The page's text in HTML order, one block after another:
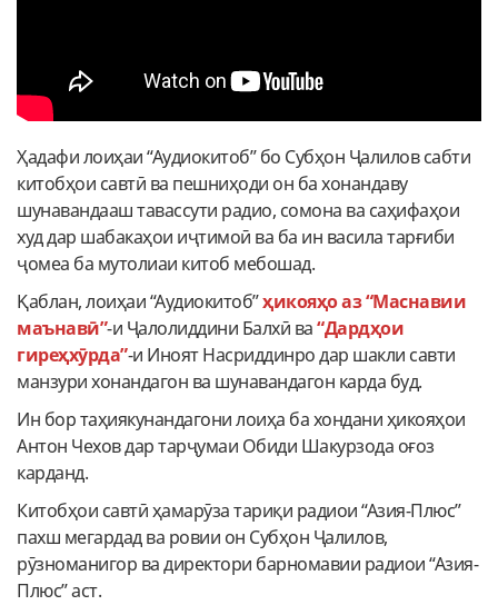
Ҳадафи лоиҳаи “Аудиокитоб” бо Субҳон Ҷалилов сабти
китобҳои савтӣ ва пешниҳоди он ба хонандаву
шунавандааш тавассути радио, сомона ва саҳифаҳои
худ дар шабакаҳои иҷтимоӣ ва ба ин васила тарғиби
ҷомеа ба мутолиаи китоб мебошад.
Қаблан, лоиҳаи “Аудиокитоб”ҳикояҳо аз “Маснавии
маънавӣ”-и Ҷалолиддини Балхӣ ва“Дардҳои
гиреҳхӯрда”-и Иноят Насриддинро дар шакли савти
манзури хонандагон ва шунавандагон карда буд.
Ин бор таҳиякунандагони лоиҳа ба хондани ҳикояҳои
Антон Чехов дар тарҷумаи Обиди Шакурзода оғоз
карданд.
Китобҳои савтӣ ҳамарӯза тариқи радиои “Азия-Плюс”
пахш мегардад ва ровии он Субҳон Ҷалилов,
рӯзноманигор ва директори барномавии радиои “Азия-
Плюс” аст.